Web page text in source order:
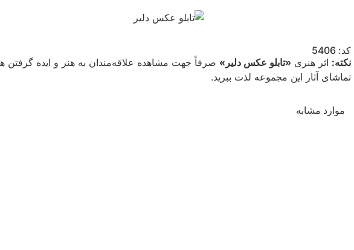
کد: 5406
نکته: اثر هنری «تابلو عکس دلیر» صرفاً جهت مشاهده علاقه‌مندان به هنر و ایده گرفتن
تماشای آثار این مجموعه لذت ببرید.
موارد مشابه